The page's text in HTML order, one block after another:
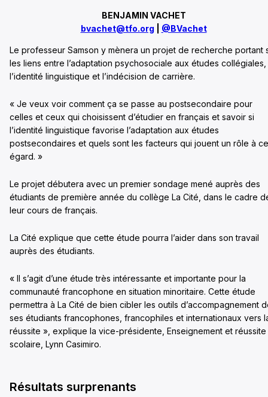
BENJAMIN VACHET
bvachet@tfo.org
@BVachet
Le professeur Samson y mènera un projet de recherche portant
les liens entre l’adaptation psychosociale aux études collégiales,
l’identité linguistique et l’indécision de carrière.
« Je veux voir comment ça se passe au postsecondaire pour
celles et ceux qui choisissent d’étudier en français et savoir si
l’identité linguistique favorise l’adaptation aux études
postsecondaires et quels sont les facteurs qui jouent un rôle à
égard. »
Le projet débutera avec un premier sondage mené auprès des
étudiants de première année du collège La Cité, dans le cadre
leur cours de français.
La Cité explique que cette étude pourra l’aider dans son travail
auprès des étudiants.
« Il s’agit d’une étude très intéressante et importante pour la
communauté francophone en situation minoritaire. Cette étude
permettra à La Cité de bien cibler les outils d’accompagnement
ses étudiants francophones, francophiles et internationaux vers
réussite », explique la vice-présidente, Enseignement et réussite
scolaire, Lynn Casimiro.
Résultats surprenants